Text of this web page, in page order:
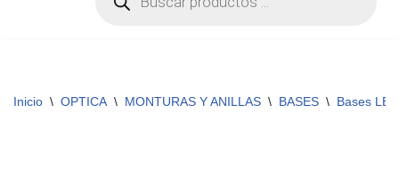
Inicio \ OPTICA \ MONTURAS Y ANILLAS \ BASES \ Bases